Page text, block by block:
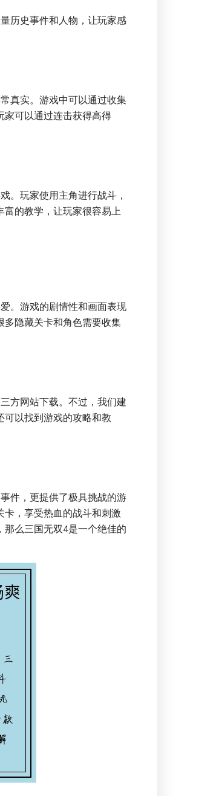
历史事件和人物，让玩家感
真实。游戏中可以通过收集
家可以通过连击获得高得
。玩家使用主角进行战斗，
富的教学，让玩家很容易上
。游戏的剧情性和画面表现
多隐藏关卡和角色需要收集
方网站下载。不过，我们建
可以找到游戏的攻略和教
件，更提供了极具挑战的游
，享受热血的战斗和刺激
么三国无双4是一个绝佳的